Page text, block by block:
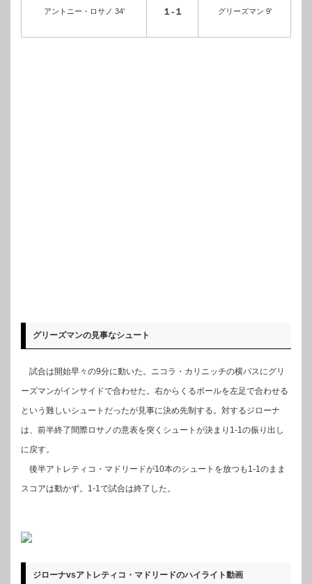
アントニー・ロサノ 34' １-１ グリーズマン 9'
グリーズマンの見事なシュート
試合は開始早々の9分に動いた。ニコラ・カリニッチの横パスにグリ
ーズマンがインサイドで合わせた。右からくるボールを左足で合わせる
という難しいシュートだったが見事に決め先制する。対するジローナ
は、前半終了間際ロサノの意表を突くシュートが決まり1-1の振り出し
に戻す。
後半アトレティコ・マドリードが10本のシュートを放つも1-1のまま
スコアは動かず。1-1で試合は終了した。
ジローナvsアトレティコ・マドリードのハイライト動画